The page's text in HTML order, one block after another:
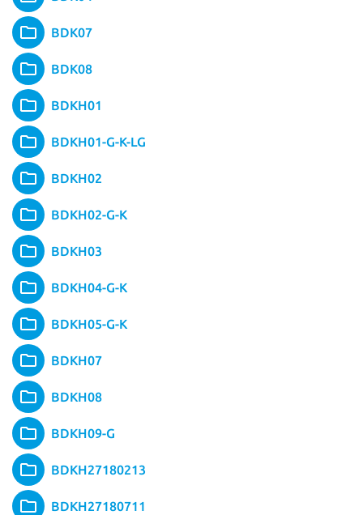
BDK07
BDK08
BDKH01
BDKH01-G-K-LG
BDKH02
BDKH02-G-K
BDKH03
BDKH04-G-K
BDKH05-G-K
BDKH07
BDKH08
BDKH09-G
BDKH27180213
BDKH27180711